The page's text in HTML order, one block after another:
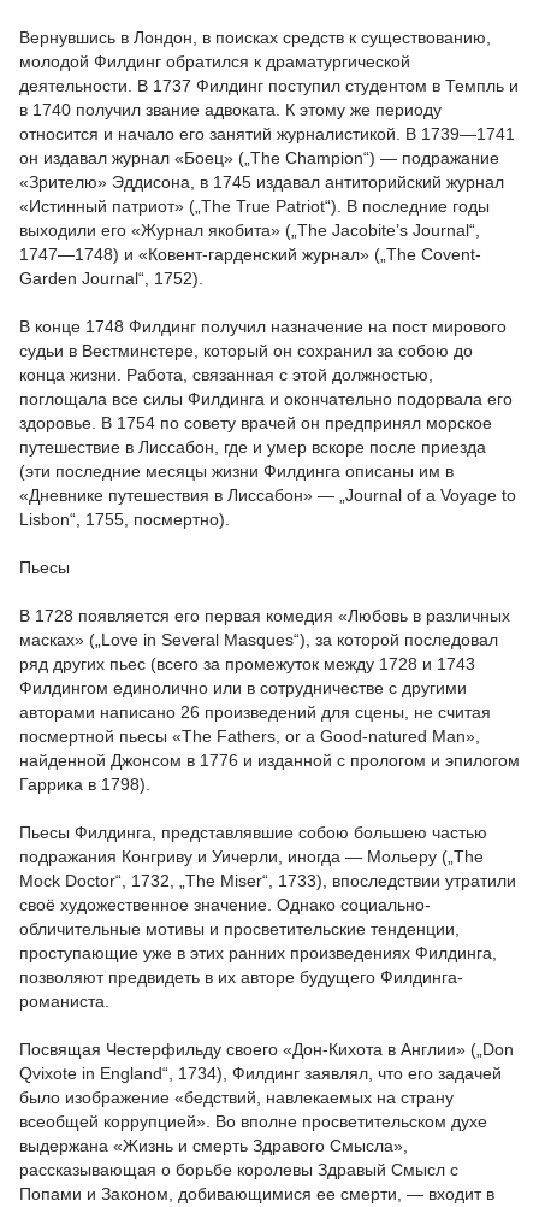
Вернувшись в Лондон, в поисках средств к существованию,
молодой Филдинг обратился к драматургической
деятельности. В 1737 Филдинг поступил студентом в Темпль и
в 1740 получил звание адвоката. К этому же периоду
относится и начало его занятий журналистикой. В 1739—1741
он издавал журнал «Боец» („The Champion“) — подражание
«Зрителю» Эддисона, в 1745 издавал антиторийский журнал
«Истинный патриот» („The True Patriot“). В последние годы
выходили его «Журнал якобита» („The Jacobite’s Journal“,
1747—1748) и «Ковент-гарденский журнал» („The Covent-
Garden Journal“, 1752).
В конце 1748 Филдинг получил назначение на пост мирового
судьи в Вестминстере, который он сохранил за собою до
конца жизни. Работа, связанная с этой должностью,
поглощала все силы Филдинга и окончательно подорвала его
здоровье. В 1754 по совету врачей он предпринял морское
путешествие в Лиссабон, где и умер вскоре после приезда
(эти последние месяцы жизни Филдинга описаны им в
«Дневнике путешествия в Лиссабон» — „Journal of a Voyage to
Lisbon“, 1755, посмертно).
Пьесы
В 1728 появляется его первая комедия «Любовь в различных
масках» („Love in Several Masques“), за которой последовал
ряд других пьес (всего за промежуток между 1728 и 1743
Филдингом единолично или в сотрудничестве с другими
авторами написано 26 произведений для сцены, не считая
посмертной пьесы «The Fathers, or a Good-natured Man»,
найденной Джонсом в 1776 и изданной с прологом и эпилогом
Гаррика в 1798).
Пьесы Филдинга, представлявшие собою большею частью
подражания Конгриву и Уичерли, иногда — Мольеру („The
Mock Doctor“, 1732, „The Miser“, 1733), впоследствии утратили
своё художественное значение. Однако социально-
обличительные мотивы и просветительские тенденции,
проступающие уже в этих ранних произведениях Филдинга,
позволяют предвидеть в их авторе будущего Филдинга-
романиста.
Посвящая Честерфильду своего «Дон-Кихота в Англии» („Don
Qvixote in England“, 1734), Филдинг заявлял, что его задачей
было изображение «бедствий, навлекаемых на страну
всеобщей коррупцией». Во вполне просветительском духе
выдержана «Жизнь и смерть Здравого Смысла»,
рассказывающая о борьбе королевы Здравый Смысл с
Попами и Законом, добивающимися ее смерти, — входит в